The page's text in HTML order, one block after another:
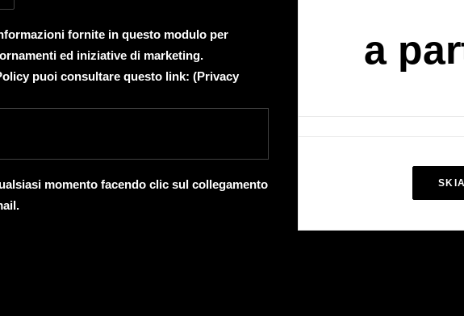
fornite in questo modulo per
ed iniziative di marketing.
puoi consultare questo link: (Privacy
momento facendo clic sul collegamento
a